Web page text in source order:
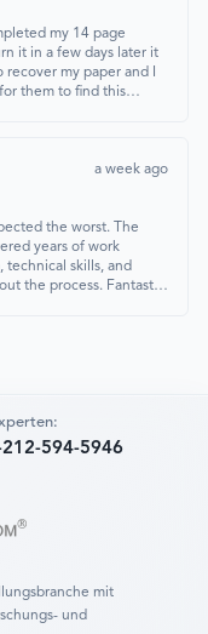
my 14 page
it in a few days later it
my paper and I
them to find this
a week ago
the worst. The
years of work
technical skills, and
the process. Fantastic
594-5946
mit
und